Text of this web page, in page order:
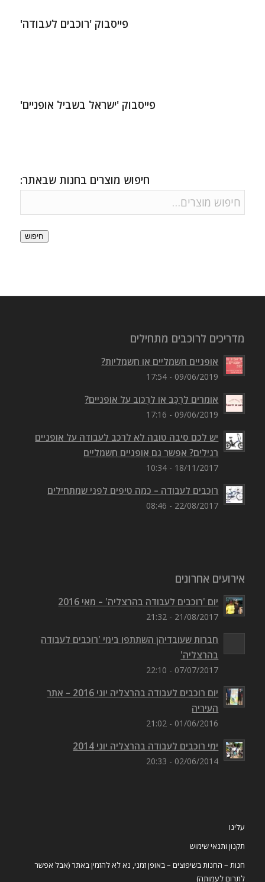
פייסבוק 'רוכבים לעבודה'
פייסבוק 'ישראל בשביל אופניים'
חיפוש מוצרים בחנות שבאתר:
חיפוש
מדריכים לרוכבים מתחילים
אופניים חשמליים או חשמליות?
09/06/2019 - 17:54
אומרים לִרְכַּב או לִרְכּוב על אופניים?
09/06/2019 - 17:16
יש לכם סיבה טובה לא לרכב לעבודה על אופניים
רגילים? אפשר גם אופניים חשמליים
18/11/2017 - 10:34
רוכבים לעבודה – כמה טיפים לפני שמתחילים
22/08/2017 - 08:46
אירועים אחרונים
יום 'רוכבים לעבודה בהרצליה' – מאי 2016
21/08/2017 - 21:32
חברות שעובדיהן השתתפו בימי 'רוכבים לעבודה
בהרצליה'
07/07/2017 - 22:10
יום רוכבים לעבודה בהרצליה יוני 2016 – אתר
העיריה
01/06/2016 - 21:02
ימי רוכבים לעבודה בהרצליה יוני 2014
02/06/2014 - 20:33
עלינו
תקנון ותנאי שימוש
חנות – החנות בשיפוצים – באופן זמני, נא לא להזמין באתר (אבל אפשר
לתרום לעמותה)